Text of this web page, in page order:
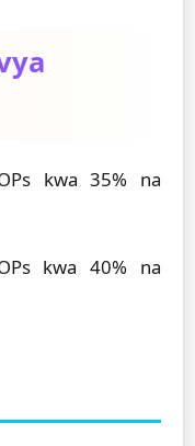
kwa 35% na
kwa 40% na